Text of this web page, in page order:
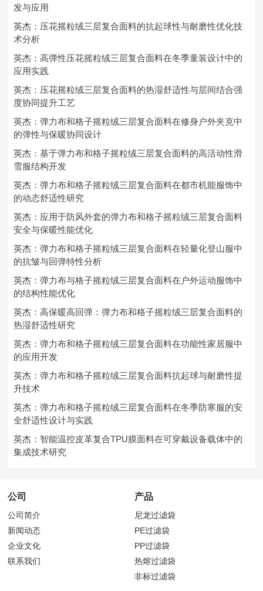
发与应用
英杰：压花摇粒绒三层复合面料的抗起球性与耐磨性优化技
术分析
英杰：高弹性压花摇粒绒三层复合面料在冬季童装设计中的
应用实践
英杰：压花摇粒绒三层复合面料的热湿舒适性与层间结合强
度协同提升工艺
英杰：弹力布和格子摇粒绒三层复合面料在修身户外夹克中
的弹性与保暖协同设计
英杰：基于弹力布和格子摇粒绒三层复合面料的高活动性滑
雪服结构开发
英杰：弹力布和格子摇粒绒三层复合面料在都市机能服饰中
的动态舒适性研究
英杰：应用于防风外套的弹力布和格子摇粒绒三层复合面料
安全与保暖性能优化
英杰：弹力布和格子摇粒绒三层复合面料在轻量化登山服中
的抗皱与回弹特性分析
英杰：弹力布与格子摇粒绒三层复合面料在户外运动服饰中
的结构性能优化
英杰：高保暖高回弹：弹力布和格子摇粒绒三层复合面料的
热湿舒适性研究
英杰：弹力布和格子摇粒绒三层复合面料在功能性家居服中
的应用开发
英杰：弹力布和格子摇粒绒三层复合面料抗起球与耐磨性提
升技术
英杰：弹力布和格子摇粒绒三层复合面料在冬季防寒服的安
全舒适性设计与实践
英杰：智能温控皮革复合TPU膜面料在可穿戴设备载体中的
集成技术研究
公司
公司简介
新闻动态
企业文化
联系我们
产品
尼龙过滤袋
PE过滤袋
PP过滤袋
热熔过滤袋
非标过滤袋